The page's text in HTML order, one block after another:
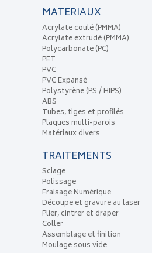
MATERIAUX
Acrylate coulé (PMMA)
Acrylate extrudé (PMMA)
Polycarbonate (PC)
PET
PVC
PVC Expansé
Polystyrène (PS / HIPS)
ABS
Tubes, tiges et profilés
Plaques multi-parois
Matériaux divers
TRAITEMENTS
Sciage
Polissage
Fraisage Numérique
Découpe et gravure au laser
Plier, cintrer et draper
Coller
Assemblage et finition
Moulage sous vide